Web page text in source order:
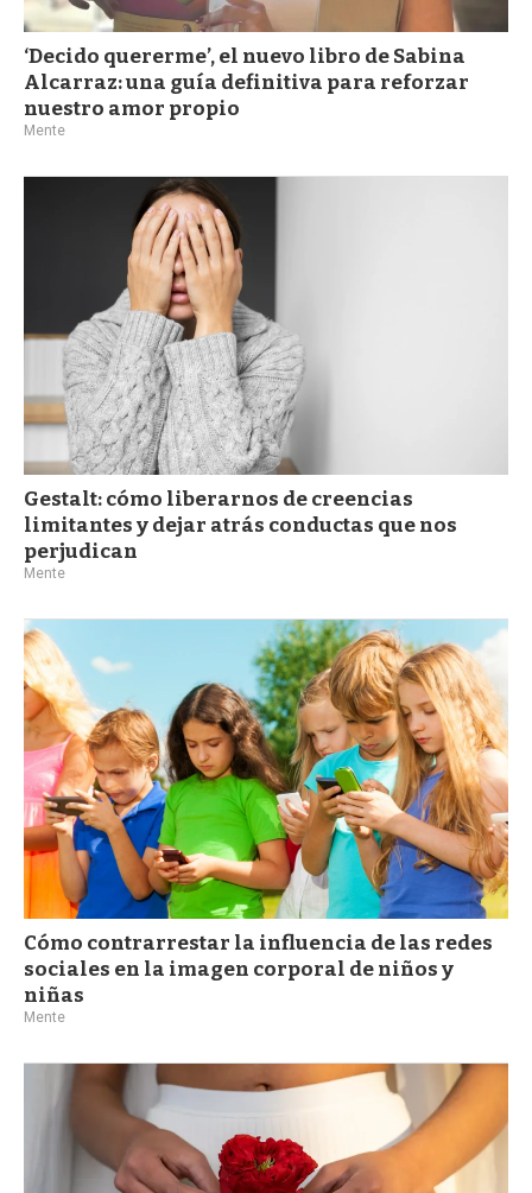
‘Decido quererme’, el nuevo libro de Sabina
Alcarraz: una guía definitiva para reforzar
nuestro amor propio
Mente
Gestalt: cómo liberarnos de creencias
limitantes y dejar atrás conductas que nos
perjudican
Mente
Cómo contrarrestar la influencia de las redes
sociales en la imagen corporal de niños y
niñas
Mente